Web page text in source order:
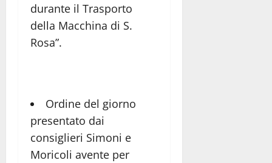
durante il Trasporto
della Macchina di S.
Rosa”.
Ordine del giorno
presentato dai
consiglieri Simoni e
Moricoli avente per